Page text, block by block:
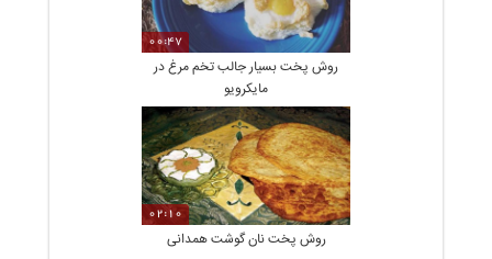
00:47
روش پخت بسیار جالب تخم مرغ در
مایکرویو
02:10
روش پخت نان گوشت همدانی